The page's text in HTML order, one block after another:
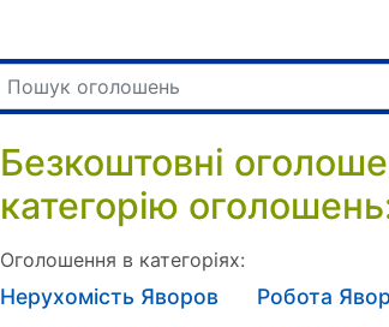
Безкоштовні
категорію
Оголошення в категоріях:
Нерухомість Яворов
Робота